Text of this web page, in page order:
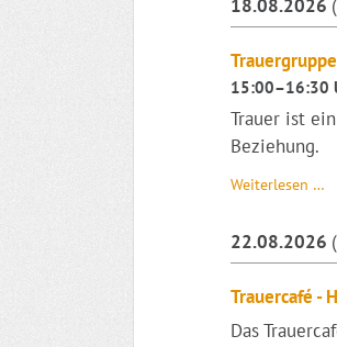
18.08.2026
15:00–16:30
Trauer ist
Beziehung.
Weiterlesen …
22.08.2026
Trauercafé -
Das